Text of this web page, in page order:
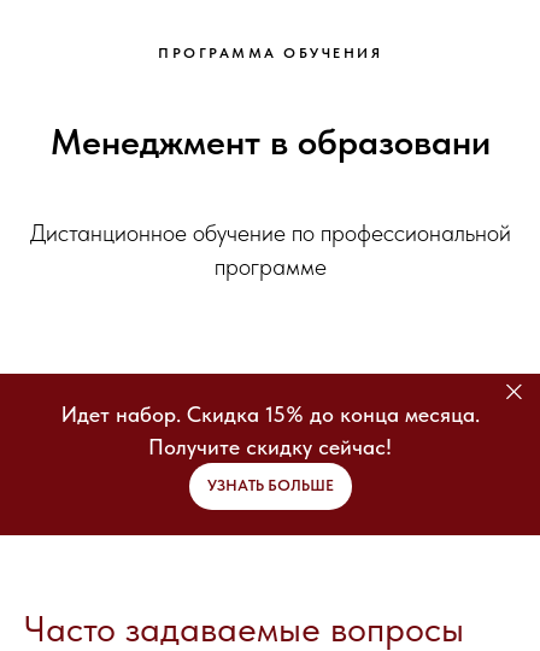
ПРОГРАММА ОБУЧЕНИЯ
Менеджмент в образовани
Дистанционное обучение по профессиональной
программе
Идет набор. Скидка 15% до конца месяца.
Получите скидку сейчас!
УЗНАТЬ БОЛЬШЕ
Часто задаваемые вопросы